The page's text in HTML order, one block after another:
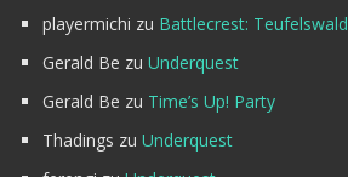
playermichi zu Battlecrest: Teufelswald
Gerald Be zu Underquest
Gerald Be zu Time’s Up! Party
Thadings zu Underquest